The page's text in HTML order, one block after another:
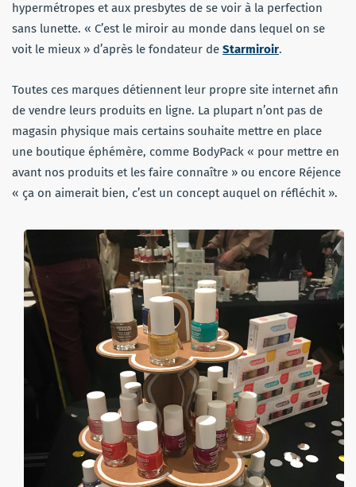
hypermétropes et aux presbytes de se voir à la perfection
sans lunette. « C’est le miroir au monde dans lequel on se
voit le mieux » d’après le fondateur de Starmiroir.
Toutes ces marques détiennent leur propre site internet afin
de vendre leurs produits en ligne. La plupart n’ont pas de
magasin physique mais certains souhaite mettre en place
une boutique éphémère, comme BodyPack « pour mettre en
avant nos produits et les faire connaître » ou encore Réjence
« ça on aimerait bien, c’est un concept auquel on réfléchit ».